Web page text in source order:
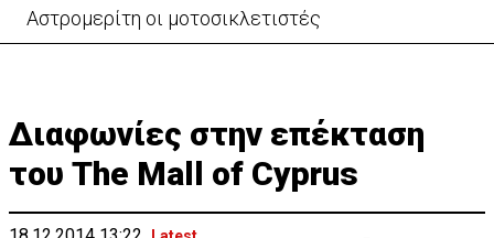
Αστρομερίτη οι μοτοσικλετιστές
Διαφωνίες στην επέκταση
του The Mall of Cyprus